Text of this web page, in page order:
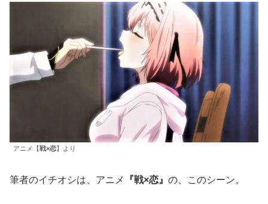
アニメ【戦×恋】より
筆者のイチオシは、アニメ 『戦×恋』 の、このシーン。